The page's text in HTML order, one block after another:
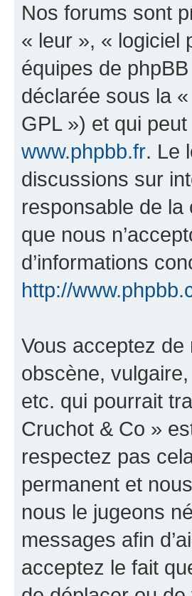
Nos forums sont
« leur », « logiciel
équipes de
déclarée sous la «
GPL ») et qui
www.phpbb.fr. Le
discussions sur
responsable de
que nous
d’informations
http://
Vous acceptez
obscène,
etc. qui pourrait
Cruchot & Co »
respectez pas
permanent et
nous le jugeons
messages afin
acceptez le fait